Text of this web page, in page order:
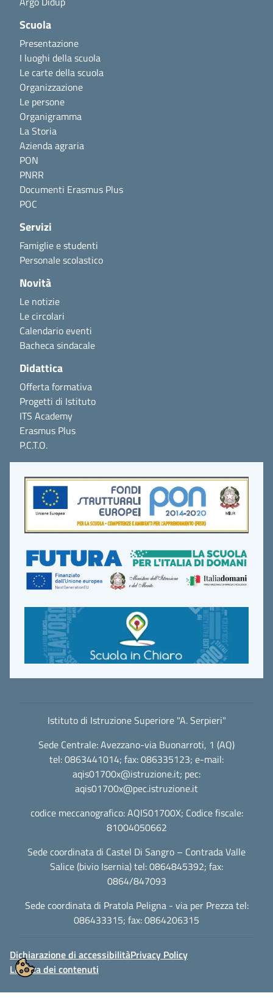
Scuola
Presentazione
I luoghi della scuola
Le carte della scuola
Organizzazione
Le persone
Organigramma
La Storia
Azienda agraria
PON
PNRR
Documenti Erasmus Plus
POC
Servizi
Famiglie e studenti
Personale scolastico
Novità
Le notizie
Le circolari
Calendario eventi
Bacheca sindacale
Didattica
Offerta formativa
Progetti di Istituto
ITS Academy
Erasmus Plus
P.C.T.O.
Istituto di Istruzione Superiore "A. Serpieri"
Sede Centrale: Avezzano-via Buonarroti, 1 (AQ)
tel: 0863441014; fax: 086335123; e-mail:
aqis01700x@istruzione.it; pec:
aqis01700x@pec.istruzione.it
codice meccanografico: AQIS01700X; Codice fiscale:
81004050662
Sede coordinata di Castel Di Sangro – Contrada Valle
Salice (bivio Isernia) tel: 0864845392; fax:
0864/847093
Sede coordinata di Pratola Peligna - via per Prezza tel:
086433315; fax: 0864206315
Dichiarazione di accessibilitàPrivacy Policy
Licenza dei contenuti